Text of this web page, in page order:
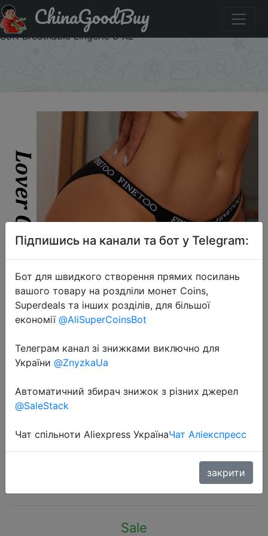
Знижка на Finetoo 1PCS Cotton Panties for Women Sexy
Letter Low Waist Briefs Waffle Elastic Female Underwear
Soft Breathable Lingerie S-XL
ChinaGoodBuy
2023-05-02
Finetoo 1PCS Cotton Panties for
Women Sexy Letter Low Waist
Briefs Waffle Elastic Female
S-XL
Sale
Підпишись на канали та бот у Telegram:
Бот для швидкого створення прямих посилань
вашого товару на роздліли монет Coins,
Superdeals та інших розділів, для більшої
економії @AliSuperCoinsBot
Телеграм канал зі знижками виключно для
України @ZnyzkaUa
Автоматичний збирач знижок з різних джерел
@SaleStack
Чат спільноти Aliexpress УкраїнаЧат Аліекспресс
закрити